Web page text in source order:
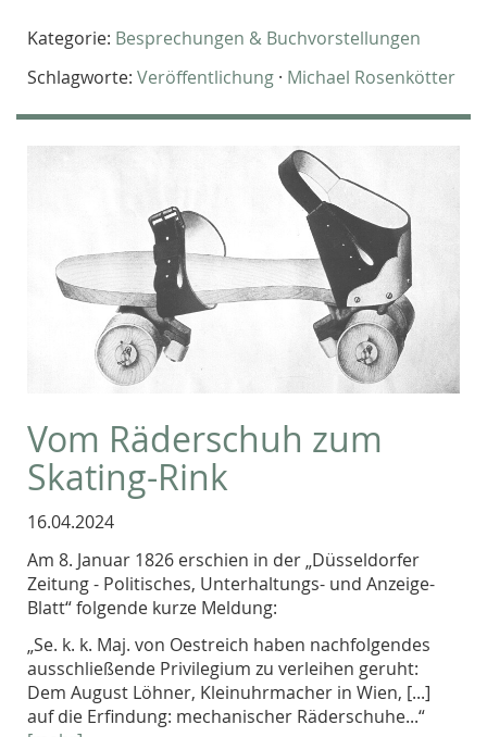
Kategorie: Besprechungen & Buchvorstellungen
Schlagworte: Veröffentlichung · Michael Rosenkötter
Vom Räderschuh zum
Skating-Rink
16.04.2024
Am 8. Januar 1826 erschien in der „Düsseldorfer
Zeitung - Politisches, Unterhaltungs- und Anzeige-
Blatt“ folgende kurze Meldung:
„Se. k. k. Maj. von Oestreich haben nachfolgendes
ausschließende Privilegium zu verleihen geruht:
Dem August Löhner, Kleinuhrmacher in Wien, [...]
auf die Erfindung: mechanischer Räderschuhe...“